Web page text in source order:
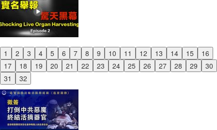
1 2 3 4 5 6 7 8 9 10 11 12 13 14 15
16
17
18 19 20 21 22 23 24 25 26 27 28 29
30
31
32
Previous
Next